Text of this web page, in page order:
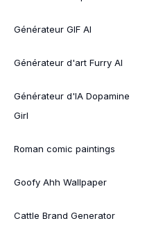
Générateur GIF AI
Générateur d'art Furry AI
Générateur d'IA Dopamine
Girl
Roman comic paintings
Goofy Ahh Wallpaper
Cattle Brand Generator